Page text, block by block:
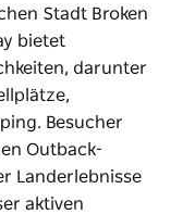
Stadt Broken
bietet
darunter
Besucher
Outback-
Landerlebnisse
aktiven